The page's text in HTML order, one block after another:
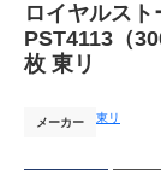
ロイヤルス
PST4113（
枚 東リ
メーカー 東リ